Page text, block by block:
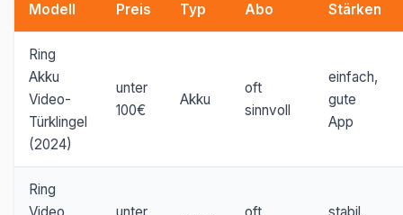
Modell Preis Typ Abo Stärken
Ring
Akku
Video-
Türklingel
(2024)
unter
100€
Akku
oft
sinnvoll
einfach,
gute
App
Ring